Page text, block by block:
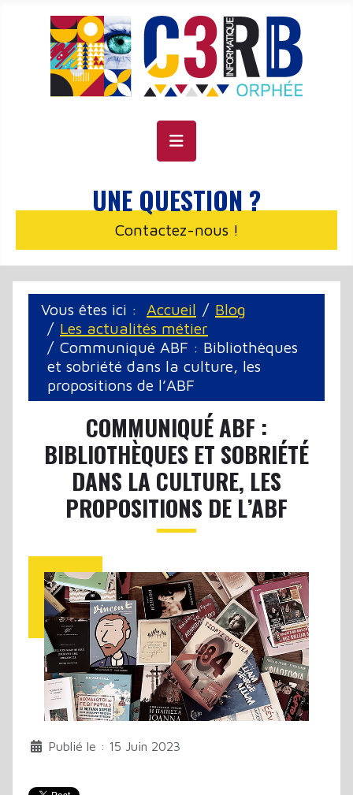
UNE QUESTION ?
Contactez-nous !
Vous êtes ici : Accueil
Blog
Les actualités métier
Communiqué ABF : Bibliothèques
et sobriété dans la culture, les
propositions de l’ABF
COMMUNIQUÉ ABF :
BIBLIOTHÈQUES ET SOBRIÉTÉ
DANS LA CULTURE, LES
PROPOSITIONS DE L’ABF
Publié le : 15 Juin 2023